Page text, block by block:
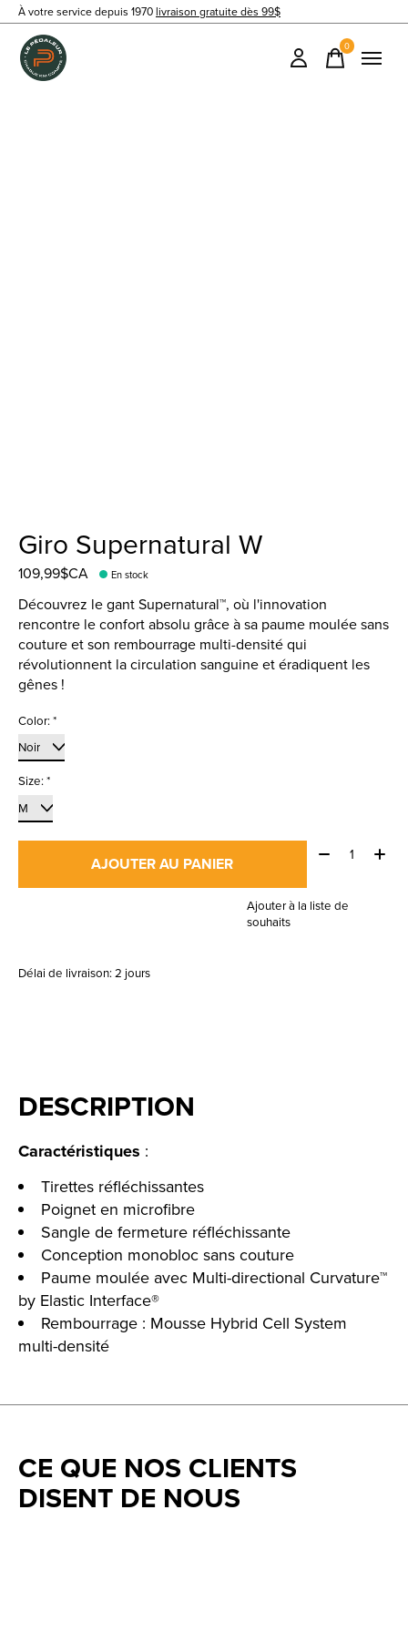
À votre service depuis 1970 livraison gratuite dès 99$
0items
Giro Supernatural W
109,99$CA En stock
Découvrez le gant Supernatural™, où l'innovation
rencontre le confort absolu grâce à sa paume moulée sans
couture et son rembourrage multi-densité qui
révolutionnent la circulation sanguine et éradiquent les
gênes !
Color:*
Size:*
AJOUTER AU PANIER
Quantité:
Ajouter à la liste de
souhaits
Délai de livraison: 2 jours
DESCRIPTION
Caractéristiques :
Tirettes réfléchissantes
Poignet en microfibre
Sangle de fermeture réfléchissante
Conception monobloc sans couture
Paume moulée avec Multi-directional Curvature™
by Elastic Interface®
Rembourrage : Mousse Hybrid Cell System
multi-densité
CE QUE NOS CLIENTS
DISENT DE NOUS